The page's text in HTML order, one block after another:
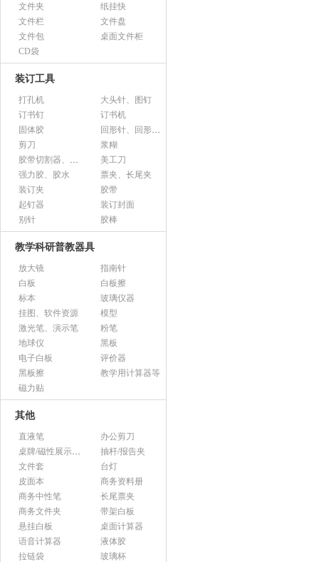
文件夹
纸挂快
文件栏
文件盘
文件包
桌面文件柜
CD袋
装订工具
打孔机
大头针、图钉
订书钉
订书机
固体胶
回形针、回形针盒
剪刀
浆糊
胶带切割器、胶带座、封箱器
美工刀
强力胶、胶水
票夹、长尾夹
装订夹
胶带
起钉器
装订封面
别针
胶棒
教学科研普教器具
放大镜
指南针
白板
白板擦
标本
玻璃仪器
挂图、软件资源
模型
激光笔、演示笔
粉笔
地球仪
黑板
电子白板
评价器
黑板擦
教学用计算器等
磁力贴
其他
直液笔
办公剪刀
桌牌/磁性展示帖/证件框
抽杆/报告夹
文件套
台灯
皮面本
商务资料册
商务中性笔
长尾票夹
商务文件夹
带架白板
悬挂白板
桌面计算器
语音计算器
液体胶
拉链袋
玻璃杯